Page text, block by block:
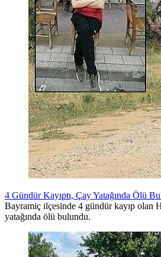
4 Gündür Kayıptı, Çay Yatağında Ölü
Bayramiç ilçesinde 4 gündür kayıp olan
yatağında ölü bulundu.